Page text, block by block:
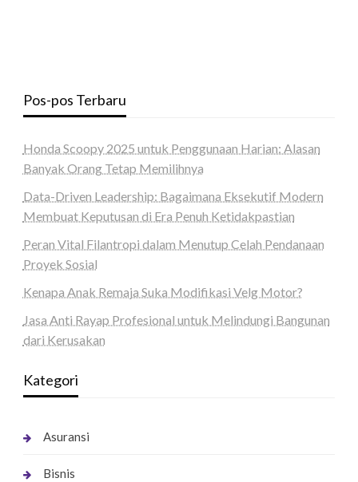
Pos-pos Terbaru
Honda Scoopy 2025 untuk Penggunaan Harian: Alasan
Banyak Orang Tetap Memilihnya
Data-Driven Leadership: Bagaimana Eksekutif Modern
Membuat Keputusan di Era Penuh Ketidakpastian
Peran Vital Filantropi dalam Menutup Celah Pendanaan
Proyek Sosial
Kenapa Anak Remaja Suka Modifikasi Velg Motor?
Jasa Anti Rayap Profesional untuk Melindungi Bangunan
dari Kerusakan
Kategori
Asuransi
Bisnis